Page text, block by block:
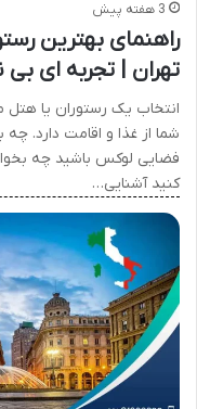
3 هفته پیش
راهنمای بهترین
تهران | تجربه ای بی
انتخاب یک رستوران یا
شما از غذا و اقامت دارد.
فضایی لوکس باشید چه
کنید آشنایی…